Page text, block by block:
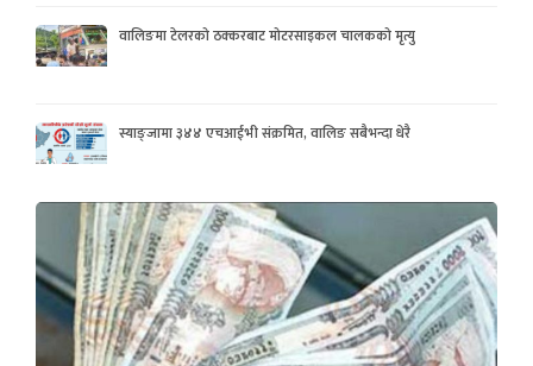
वालिङमा टेलरको ठक्करबाट मोटरसाइकल चालकको मृत्यु
स्याङ्जामा ३४४ एचआईभी संक्रमित, वालिङ सबैभन्दा धेरै